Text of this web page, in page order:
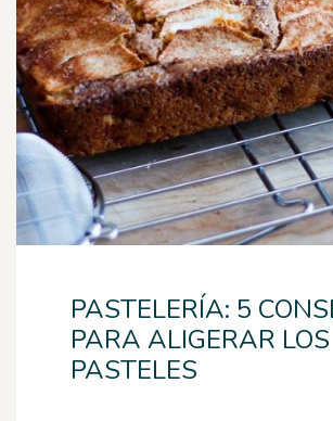
PASTELERÍA: 5
PARA ALIGERAR LOS
PASTELES